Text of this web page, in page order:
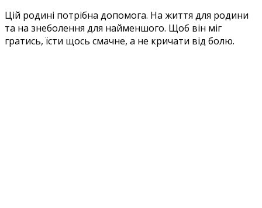
Цій родині потрібна допомога. На життя для родини
та на знеболення для найменшого. Щоб він міг
гратись, їсти щось смачне, а не кричати від болю.